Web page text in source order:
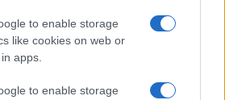
to enable storage
like cookies on web or
apps.
to enable storage